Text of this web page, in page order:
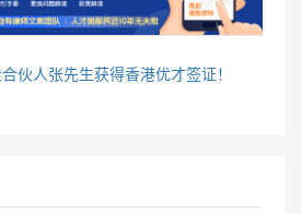
伙人张先生获得香港优才签证！